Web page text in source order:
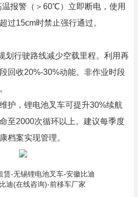
温报警（＞60℃）立即断电，使用
过15cm时禁止强行通过。
划行驶路线减少空载里程。利用再
回收20%-30%动能。非作业时段
护，锂电池叉车可提升30%续航
至2000次循环以上。建议每季度
档案实现管理。
赁-无锡锂电池叉车-安徽比迪
迪(在线咨询)-前移车厂家